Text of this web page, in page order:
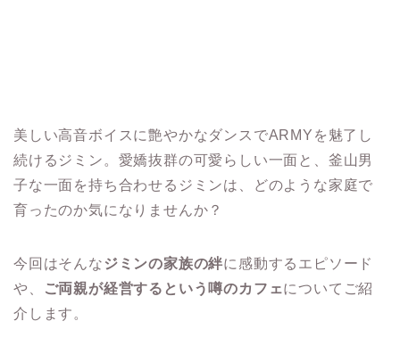
美しい高音ボイスに艶やかなダンスでARMYを魅了し
続けるジミン。愛嬌抜群の可愛らしい一面と、釜山男
子な一面を持ち合わせるジミンは、どのような家庭で
育ったのか気になりませんか？
今回はそんな ジミンの家族の絆に感動するエピソード
や、
ご両親が経営するという噂のカフェについてご紹
介します。